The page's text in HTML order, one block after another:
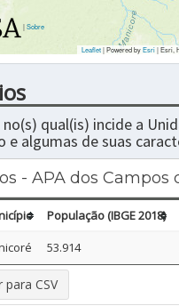
|Sobre
Leaflet| Powered byEsri|Esri,
qual(is) incide a
e algumas de suas
- APA dos Campos
População (IBGE 2018)
53.914
para CSV